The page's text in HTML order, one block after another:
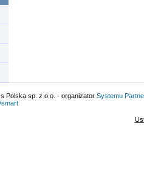
Polska sp. z o.o. - organizator Systemu
smart